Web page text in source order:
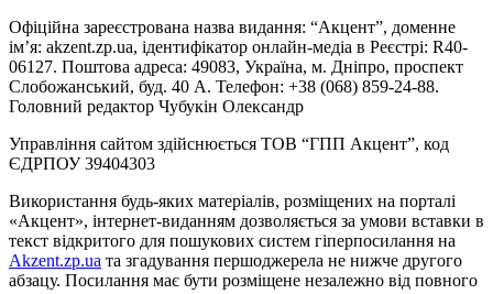
Офіційна зареєстрована назва видання: “Акцент”, доменне
ім’я: akzent.zp.ua, ідентифікатор онлайн-медіа в Реєстрі: R40-
06127. Поштова адреса: 49083, Україна, м. Дніпро, проспект
Слобожанський, буд. 40 А. Телефон: +38 (068) 859-24-88.
Головний редактор Чубукін Олександр
Управління сайтом здійснюється ТОВ “ГПП Акцент”, код
ЄДРПОУ 39404303
Використання будь-яких матеріалів, розміщених на порталі
«Акцент», інтернет-виданням дозволяється за умови вставки в
текст відкритого для пошукових систем гіперпосилання на
Akzent.zp.ua та згадування першоджерела не нижче другого
абзацу. Посилання має бути розміщене незалежно від повного